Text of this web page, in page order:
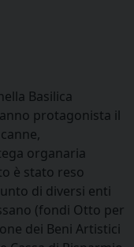
Basilica
protagonista il
organaria
è stato reso
di diversi enti
(fondi Otto per
dei Beni Artistici